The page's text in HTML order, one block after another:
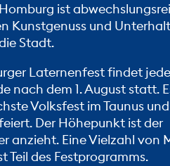
ist
Kunstgenuss und
Stadt.
Laternenfestfindet
nach dem 1. August statt.
Volksfest im Taunus
Der Höhepunkt ist der
anzieht. Eine Vielzahl von
des Festprogramms.